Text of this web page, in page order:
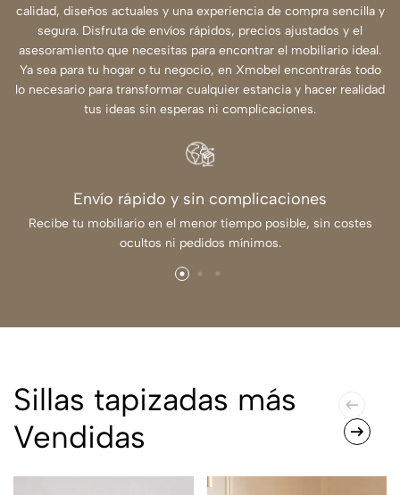
calidad, diseños actuales y una experiencia de compra sencilla y
segura. Disfruta de envíos rápidos, precios ajustados y el
asesoramiento que necesitas para encontrar el mobiliario ideal.
Ya sea para tu hogar o tu negocio, en Xmobel encontrarás todo
lo necesario para transformar cualquier estancia y hacer realidad
tus ideas sin esperas ni complicaciones.
Envío rápido y sin complicaciones
Recibe tu mobiliario en el menor tiempo posible, sin costes
ocultos ni pedidos mínimos.
Sillas tapizadas más
Vendidas